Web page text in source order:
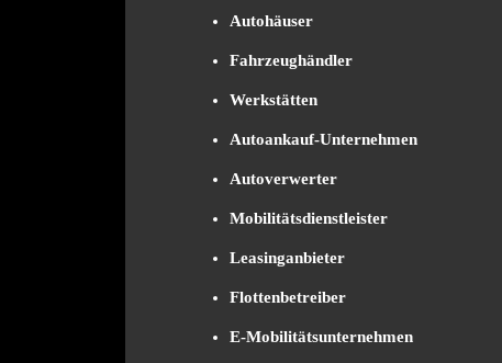
Autohäuser
Fahrzeughändler
Werkstätten
Autoankauf-Unternehmen
Autoverwerter
Mobilitätsdienstleister
Leasinganbieter
Flottenbetreiber
E-Mobilitätsunternehmen